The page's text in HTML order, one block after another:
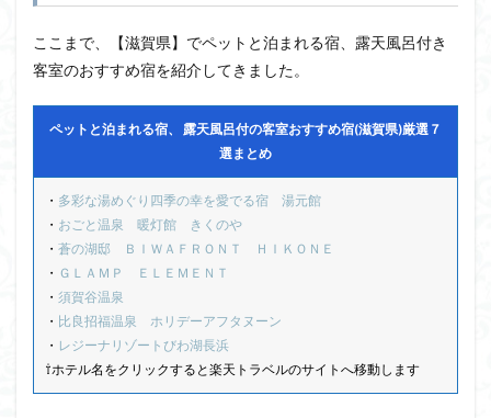
ここまで、【滋賀県】でペットと泊まれる宿、露天風呂付き
客室のおすすめ宿を紹介してきました。
ペットと泊まれる宿、 露天風呂付の客室おすすめ宿(滋賀県)厳選７
選まとめ
・ 多彩な湯めぐり四季の幸を愛でる宿 湯元館
・ おごと温泉 暖灯館 きくのや
・ 蒼の湖邸 ＢＩＷＡＦＲＯＮＴ ＨＩＫＯＮＥ
・ ＧＬＡＭＰ ＥＬＥＭＥＮＴ
・ 須賀谷温泉
・ 比良招福温泉 ホリデーアフタヌーン
・ レジーナリゾートびわ湖長浜
⇧ホテル名をクリックすると楽天トラベルのサイトへ移動します